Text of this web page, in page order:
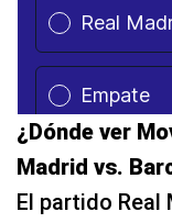
¿Dónde ver
Madrid vs.
El partido